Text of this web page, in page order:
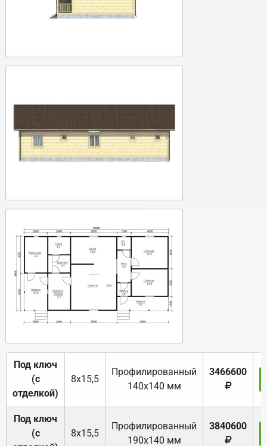
Под ключ
(с
отделкой)
8х15,5
Профилированный
140х140 мм
3466600
Под ключ
(с
8х15,5
Профилированный
190х140 мм
3840600